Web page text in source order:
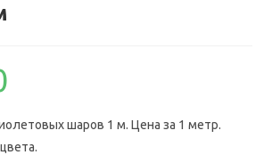
шаров 1 м. Цена за 1 метр.